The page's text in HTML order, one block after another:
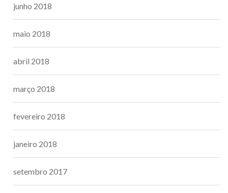
junho 2018
maio 2018
abril 2018
março 2018
fevereiro 2018
janeiro 2018
setembro 2017